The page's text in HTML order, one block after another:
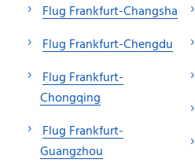
Flug Frankfurt-Changsha
Flug Frankfurt-Chengdu
Flug Frankfurt-
Chongqing
Flug Frankfurt-
Guangzhou